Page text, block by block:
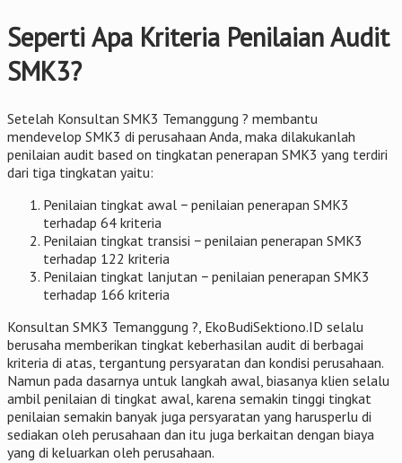
Seperti Apa Kriteria Penilaian Audit
SMK3?
Setelah Konsultan SMK3 Temanggung ? membantu
mendevelop SMK3 di perusahaan Anda, maka dilakukanlah
penilaian audit based on tingkatan penerapan SMK3 yang terdiri
dari tiga tingkatan yaitu:
Penilaian tingkat awal − penilaian penerapan SMK3
terhadap 64 kriteria
Penilaian tingkat transisi − penilaian penerapan SMK3
terhadap 122 kriteria
Penilaian tingkat lanjutan − penilaian penerapan SMK3
terhadap 166 kriteria
Konsultan SMK3 Temanggung ?, EkoBudiSektiono.ID selalu
berusaha memberikan tingkat keberhasilan audit di berbagai
kriteria di atas, tergantung persyaratan dan kondisi perusahaan.
Namun pada dasarnya untuk langkah awal, biasanya klien selalu
ambil penilaian di tingkat awal, karena semakin tinggi tingkat
penilaian semakin banyak juga persyaratan yang harusperlu di
sediakan oleh perusahaan dan itu juga berkaitan dengan biaya
yang di keluarkan oleh perusahaan.